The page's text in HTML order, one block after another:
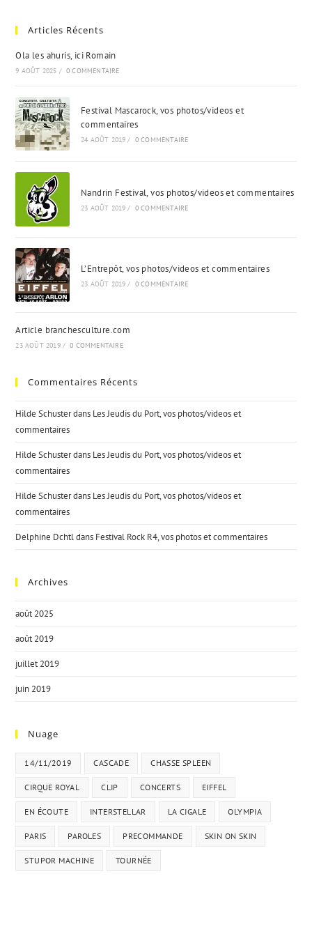
Articles Récents
Ola les ahuris, ici Romain
9 AOÛT 2025 / 0 COMMENTAIRE
Festival Mascarock, vos photos/videos et
commentaires
24 AOÛT 2019 / 0 COMMENTAIRE
Nandrin Festival, vos photos/videos et commentaires
23 AOÛT 2019 / 0 COMMENTAIRE
L’Entrepôt, vos photos/videos et commentaires
23 AOÛT 2019 / 0 COMMENTAIRE
Article branchesculture.com
23 AOÛT 2019 / 0 COMMENTAIRE
Commentaires Récents
Hilde Schusterdans Les Jeudis du Port, vos photos/videos et
commentaires
Hilde Schusterdans Les Jeudis du Port, vos photos/videos et
commentaires
Hilde Schusterdans Les Jeudis du Port, vos photos/videos et
commentaires
Delphine Dchtldans Festival Rock R4, vos photos et commentaires
Archives
août 2025
août 2019
juillet 2019
juin 2019
Nuage
14/11/2019 CASCADE CHASSE SPLEEN
CIRQUE ROYAL CLIP CONCERTS EIFFEL
EN ÉCOUTE INTERSTELLAR LA CIGALE OLYMPIA
PARIS PAROLES PRECOMMANDE SKIN ON SKIN
STUPOR MACHINE TOURNÉE